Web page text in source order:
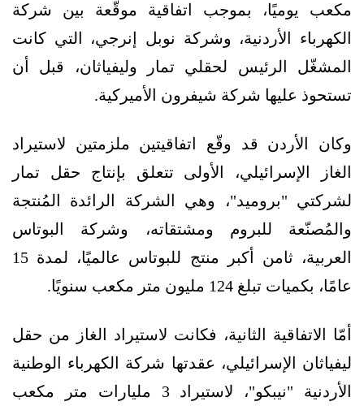
مكعب يوميًا، بموجب اتفاقية موقّعة بين شركة
الكهرباء الأردنية، وشركة نوبل إنرجي، التي كانت
المشغّل الرئيس لحقلي تمار وليفياثان، قبل أن
تستحوذ عليها شركة شيفرون الأميركية.
وكان الأردن قد وقّع اتفاقيتين ملزمتين لاستيراد
الغاز الإسرائيلي، الأولى تتعلق بإنتاج حقل تمار
لشركتي "بروميد"، وهي الشركة الرائدة المُنتجة
والمُصنّعة للبروم ومشتقاته، وشركة البوتاس
العربية، ثامن أكبر منتج للبوتاس عالميًا، لمدة 15
عامًا، بكميات تبلغ 124 مليون متر مكعب سنويًا.
أمّا الاتفاقية الثانية، فكانت لاستيراد الغاز من حقل
ليفياثان الإسرائيلي، عقدتها شركة الكهرباء الوطنية
الأردنية "نيبكو"، لاستيراد 3 مليارات متر مكعب